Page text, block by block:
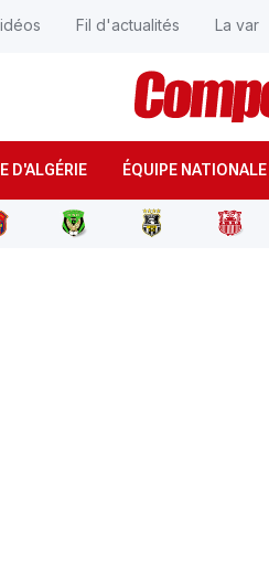
D'ALGÉRIE ÉQUIPE NATIONALE
Fil d'actualités La var